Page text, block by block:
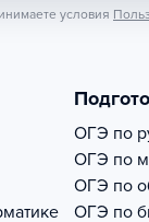
условия
ОГЭ по
ОГЭ по
ОГЭ по
ОГЭ по